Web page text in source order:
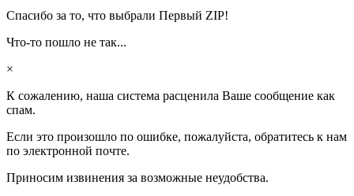
Спасибо за то, что выбрали Первый ZIP!
Что-то пошло не так...
×
К сожалению, наша система расценила Ваше сообщение как
спам.
Если это произошло по ошибке, пожалуйста, обратитесь к нам
по электронной почте.
Приносим извинения за возможные неудобства.